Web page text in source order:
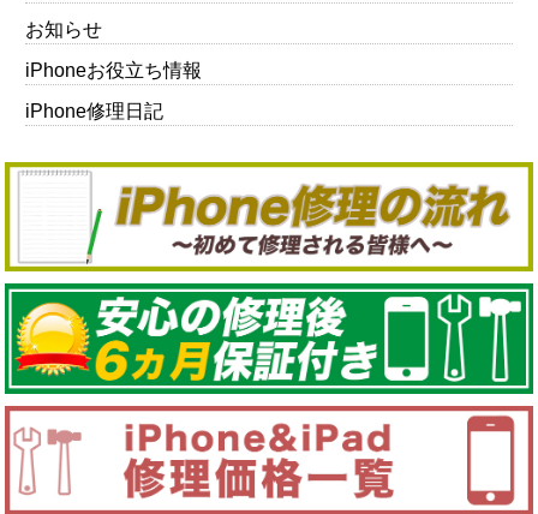
お知らせ
iPhoneお役立ち情報
iPhone修理日記